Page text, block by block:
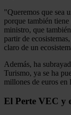
"Queremos que sea
porque también
ministro, que
partir de
claro de un
Además, ha
Turismo, ya se ha
millones de euros
El Perte VEC y